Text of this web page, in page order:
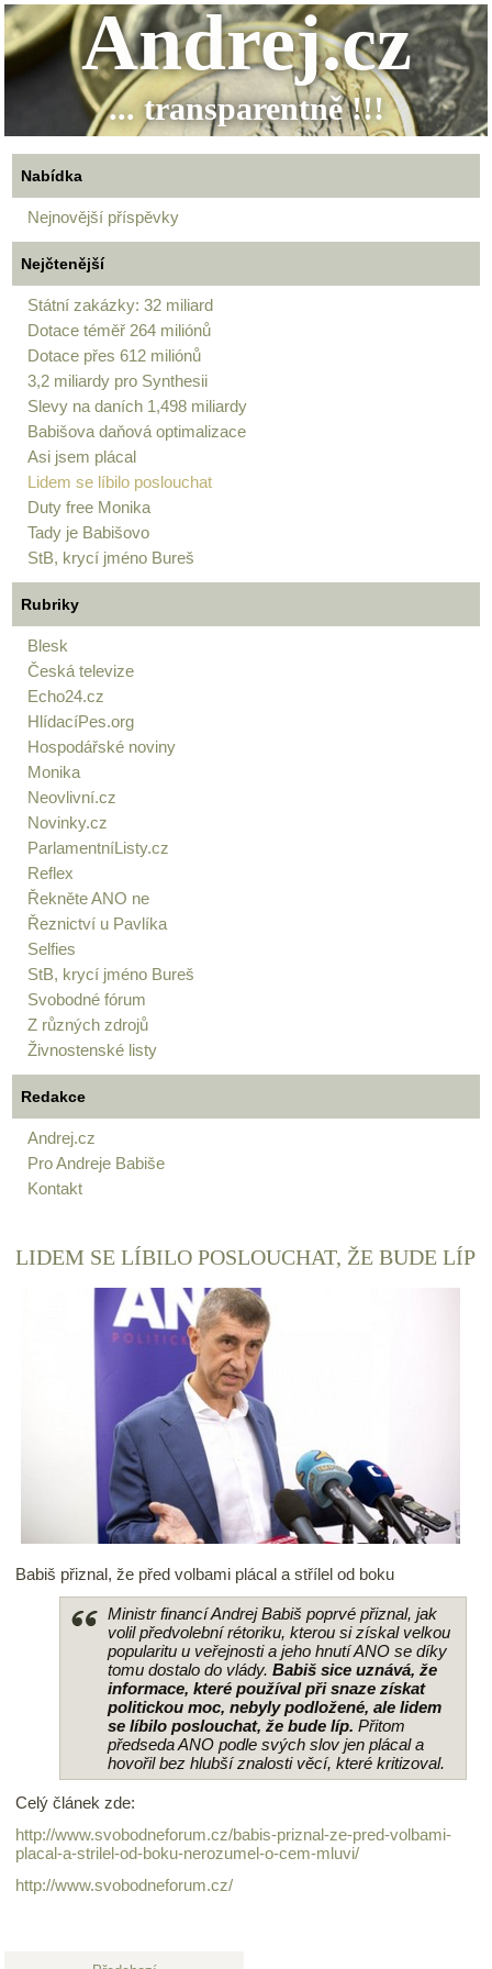
Andrej.cz
... transparentně !!!
Nabídka
Nejnovější příspěvky
Nejčtenější
Státní zakázky: 32 miliard
Dotace téměř 264 miliónů
Dotace přes 612 miliónů
3,2 miliardy pro Synthesii
Slevy na daních 1,498 miliardy
Babišova daňová optimalizace
Asi jsem plácal
Lidem se líbilo poslouchat
Duty free Monika
Tady je Babišovo
StB, krycí jméno Bureš
Rubriky
Blesk
Česká televize
Echo24.cz
HlídacíPes.org
Hospodářské noviny
Monika
Neovlivní.cz
Novinky.cz
ParlamentníListy.cz
Reflex
Řekněte ANO ne
Řeznictví u Pavlíka
Selfies
StB, krycí jméno Bureš
Svobodné fórum
Z různých zdrojů
Živnostenské listy
Redakce
Andrej.cz
Pro Andreje Babiše
Kontakt
LIDEM SE LÍBILO POSLOUCHAT, ŽE BUDE LÍP
Babiš přiznal, že před volbami plácal a střílel od boku
Ministr financí Andrej Babiš poprvé přiznal, jak
volil předvolební rétoriku, kterou si získal velkou
popularitu u veřejnosti a jeho hnutí ANO se díky
tomu dostalo do vlády.Babiš sice uznává, že
informace, které používal při snaze získat
politickou moc, nebyly podložené, ale lidem
se líbilo poslouchat, že bude líp. Přitom
předseda ANO podle svých slov jen plácal a
hovořil bez hlubší znalosti věcí, které kritizoval.
Celý článek zde:
http://www.svobodneforum.cz/babis-priznal-ze-pred-volbami-
placal-a-strilel-od-boku-nerozumel-o-cem-mluvi/
http://www.svobodneforum.cz/